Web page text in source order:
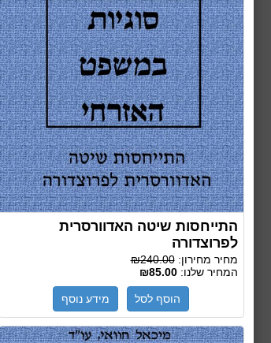
התייחסות שיטה האדוורסרית
לפרוצדורה
מחיר מחירון:₪240.00
המחיר שלנו:₪85.00
הוסף לסל מידע נוסף